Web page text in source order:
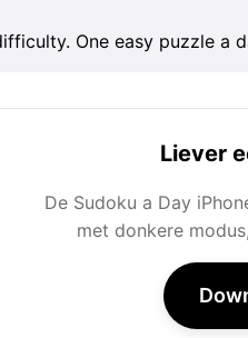
One easy puzzle a
Liever
De Sudoku a Day
met donkere